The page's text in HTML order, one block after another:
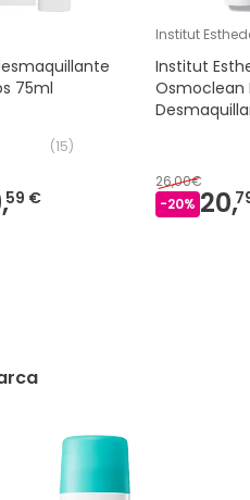
75ml
(15)
59 €
Institut
Institut
Osmoclean
26,00€
-20% 20,